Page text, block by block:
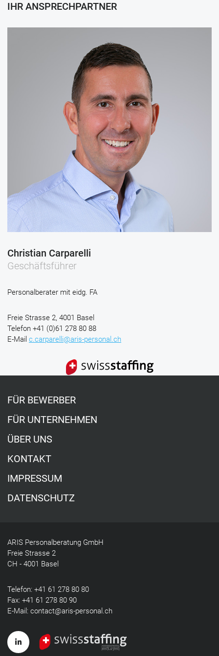
IHR ANSPRECHPARTNER
Christian Carparelli
Geschäftsführer
Personalberater mit eidg. FA
Freie Strasse 2, 4001 Basel
Telefon +41 (0)61 278 80 88
E-Mail c.carparelli@aris-personal.ch
FÜR BEWERBER
FÜR UNTERNEHMEN
ÜBER UNS
KONTAKT
IMPRESSUM
DATENSCHUTZ
ARIS Personalberatung GmbH
Freie Strasse 2
CH - 4001 Basel
Telefon: +41 61 278 80 80
Fax: +41 61 278 80 90
E-Mail: contact@aris-personal.ch